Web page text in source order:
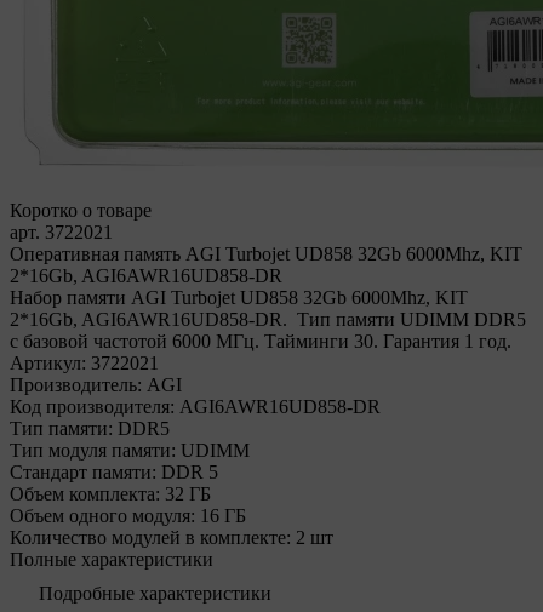
Коротко о товаре
арт. 3722021
Оперативная память AGI Turbojet UD858 32Gb 6000Mhz, KIT
2*16Gb, AGI6AWR16UD858-DR
Набор памяти AGI Turbojet UD858 32Gb 6000Mhz, KIT
2*16Gb, AGI6AWR16UD858-DR. Тип памяти UDIMM DDR5
с базовой частотой 6000 МГц. Тайминги 30. Гарантия 1 год.
Артикул: 3722021
Производитель: AGI
Код производителя: AGI6AWR16UD858-DR
Тип памяти: DDR5
Тип модуля памяти: UDIMM
Стандарт памяти: DDR 5
Объем комплекта: 32 ГБ
Объем одного модуля: 16 ГБ
Количество модулей в комплекте: 2 шт
Полные характеристики
Подробные характеристики